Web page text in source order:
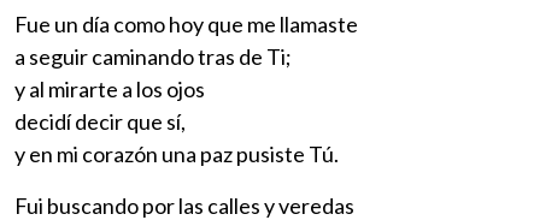
Fue un día como hoy que me llamaste
a seguir caminando tras de Ti;
y al mirarte a los ojos
decidí decir que sí,
y en mi corazón una paz pusiste Tú.
Fui buscando por las calles y veredas